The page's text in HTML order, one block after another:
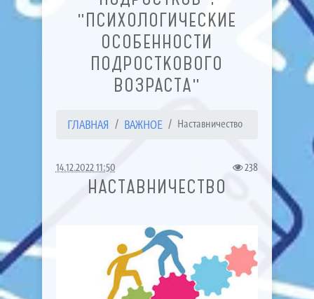
"ПСИХОЛОГИЧЕСКИЕ
ОСОБЕННОСТИ
ПОДРОСТКОВОГО
ВОЗРАСТА"
ГЛАВНАЯ ВАЖНОЕ Наставничество
14.12.2022 11:50 238
НАСТАВНИЧЕСТВО